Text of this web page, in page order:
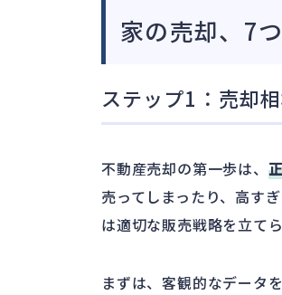
家の売却、7
ステップ1：売却
不動産売却の第一歩は、
売ってしまったり、高す
は適切な販売戦略を立て
まずは、客観的なデータ